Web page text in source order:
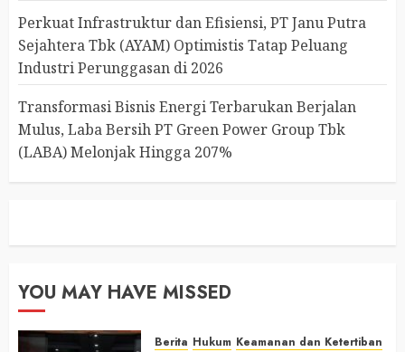
Perkuat Infrastruktur dan Efisiensi, PT Janu Putra
Sejahtera Tbk (AYAM) Optimistis Tatap Peluang
Industri Perunggasan di 2026
Transformasi Bisnis Energi Terbarukan Berjalan
Mulus, Laba Bersih PT Green Power Group Tbk
(LABA) Melonjak Hingga 207%
YOU MAY HAVE MISSED
Berita Hukum Keamanan dan Ketertiban